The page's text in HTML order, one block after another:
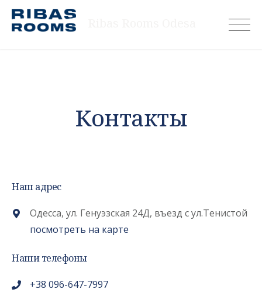
Skip
Контакты
Наш адрес
Одесса, ул. Генуэзская 24Д, въезд с ул.Тенистой
посмотреть на карте
Наши телефоны
+38 096-647-7997